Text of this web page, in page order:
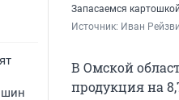
шин
Запасаемся
Источник: Иван
В Омской
продукция на